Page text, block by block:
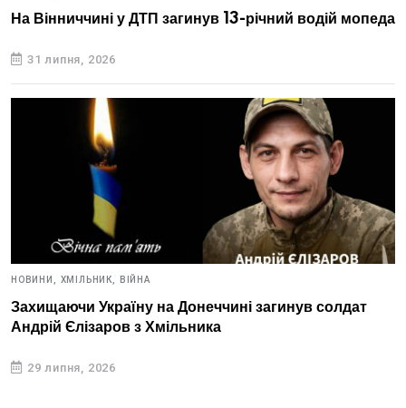
На Вінниччині у ДТП загинув 13-річний водій мопеда
31 липня, 2026
НОВИНИ, ХМІЛЬНИК, ВІЙНА
Захищаючи Україну на Донеччині загинув солдат
Андрій Єлізаров з Хмільника
29 липня, 2026